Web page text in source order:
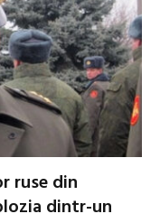
ruse din
dintr-un